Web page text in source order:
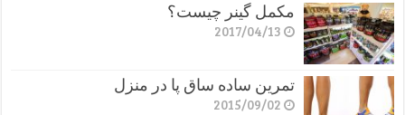
مکمل گینر چیست؟
2017/04/13
تمرین ساده ساق پا در منزل
2015/09/02